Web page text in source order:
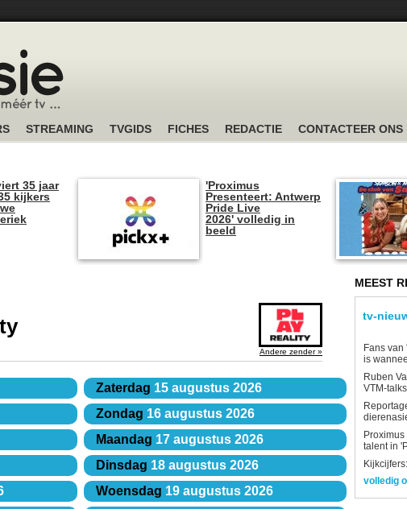
STREAMING TVGIDS FICHES REDACTIE CONTACTEER ONS
35 jaar
kijkers
'Proximus
Presenteert: Antwerp
Pride Live
2026' volledig in
beeld
Andere zender »
Zaterdag 15 augustus 2026
Zondag 16 augustus 2026
Maandag 17 augustus 2026
Dinsdag 18 augustus 2026
Woensdag 19 augustus 2026
MEEST
tv-
Fans
is
Ruben
VTM-
talent in
volledig